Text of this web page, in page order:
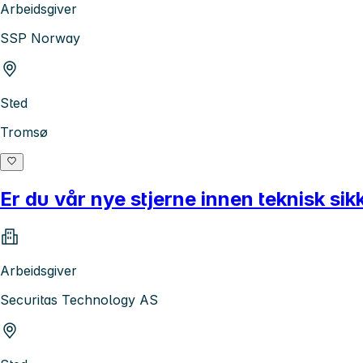
Arbeidsgiver
SSP Norway
Sted
Tromsø
Er du vår nye stjerne innen teknisk
Arbeidsgiver
Securitas Technology AS